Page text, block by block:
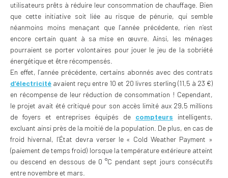
utilisateurs prêts à réduire leur consommation de chauffage. Bien
que cette initiative soit liée au risque de pénurie, qui semble
néanmoins moins menaçant que l’année précédente, rien n’est
encore certain quant à sa mise en œuvre. Ainsi, les ménages
pourraient se porter volontaires pour jouer le jeu de la sobriété
énergétique et être récompensés.
En effet, l’année précédente, certains abonnés avec des contrats
d’électricité avaient reçu entre 10 et 20 livres sterling (11,5 à 23 €)
en récompense de leur réduction de consommation ! Cependant,
le projet avait été critiqué pour son accès limité aux 29,5 millions
de foyers et entreprises équipés de compteurs intelligents,
excluant ainsi près de la moitié de la population. De plus, en cas de
froid hivernal, l’État devra verser le « Cold Weather Payment »
(paiement de temps froid) lorsque la température extérieure atteint
ou descend en dessous de 0 °C pendant sept jours consécutifs
entre novembre et mars.